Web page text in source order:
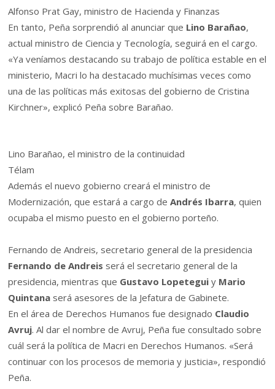
Alfonso Prat Gay, ministro de Hacienda y Finanzas
En tanto, Peña sorprendió al anunciar que Lino Barañao,
actual ministro de Ciencia y Tecnología, seguirá en el cargo.
«Ya veníamos destacando su trabajo de política estable en el
ministerio, Macri lo ha destacado muchísimas veces como
una de las políticas más exitosas del gobierno de Cristina
Kirchner», explicó Peña sobre Barañao.
Lino Barañao, el ministro de la continuidad
Télam
Además el nuevo gobierno creará el ministro de
Modernización, que estará a cargo deAndrés Ibarra, quien
ocupaba el mismo puesto en el gobierno porteño.
Fernando de Andreis, secretario general de la presidencia
Fernando de Andreis será el secretario general de la
presidencia, mientras que Gustavo Lopetegui y Mario
Quintana será asesores de la Jefatura de Gabinete.
En el área de Derechos Humanos fue designado Claudio
Avruj. Al dar el nombre de Avruj, Peña fue consultado sobre
cuál será la política de Macri en Derechos Humanos. «Será
continuar con los procesos de memoria y justicia», respondió
Peña.